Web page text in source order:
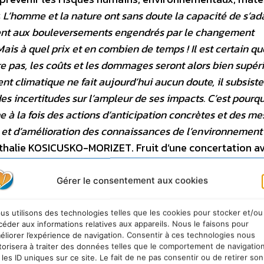
Gérer le consentement aux cookies
utilisons des technologies telles que les cookies pour stocker et/ou
aux informations relatives aux appareils. Nous le faisons pour
l’expérience de navigation. Consentir à ces technologies nous
à traiter des données telles que le comportement de navigation
les ID uniques sur ce site. Le fait de ne pas consentir ou de retirer son
L’homme et la nature ont sans doute la capacité de
aux bouleversements engendrés par le changement
à quel prix et en combien de temps ! Il est certain
pas, les coûts et les dommages seront alors bien
climatique ne fait aujourd’hui aucun doute, il subsiste
incertitudes sur l’ampleur de ses impacts. C’est
à la fois des actions d’anticipation concrètes et des
d’amélioration des connaissances de l’environnement
KOSICUSKO-MORIZET. Fruit d’une concertation
représentants de la société civile, ce plan constitue
plus de 80 actions détaillées, déclinées en près
la période 2011-2015
mesures s’ajoutent 391 M€ au titre des
d’Avenir qui participeront de près ou de loin à
notamment dans les domaines de la biodiversité, de la